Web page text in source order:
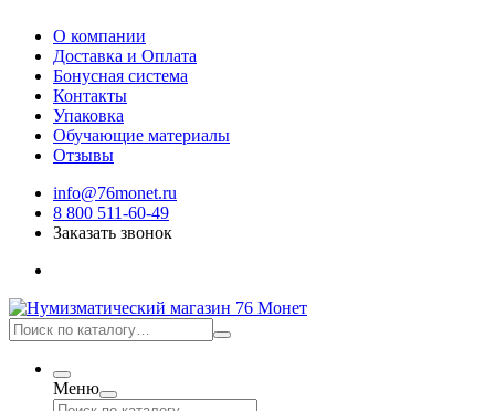
О компании
Доставка и Оплата
Бонусная система
Контакты
Упаковка
Обучающие материалы
Отзывы
info@76monet.ru
8 800 511-60-49
Заказать звонок
Меню